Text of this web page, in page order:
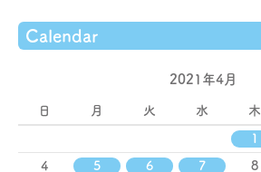
Calendar
2021年4月
日 月 火 水 木
1
4 5 6 7 8